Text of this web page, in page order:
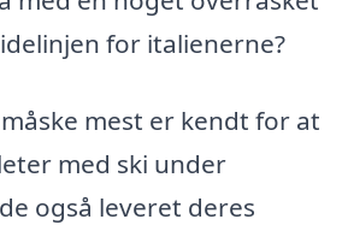
for italienerne?
mest er kendt for at
med ski under
også leveret deres